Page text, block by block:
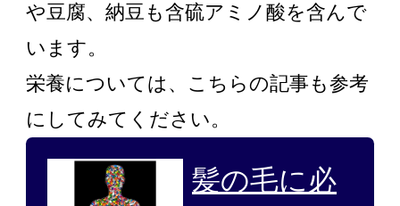
や豆腐、納豆も含硫アミノ酸を含んで
います。
栄養については、こちらの記事も参考
にしてみてください。
髪の毛に必